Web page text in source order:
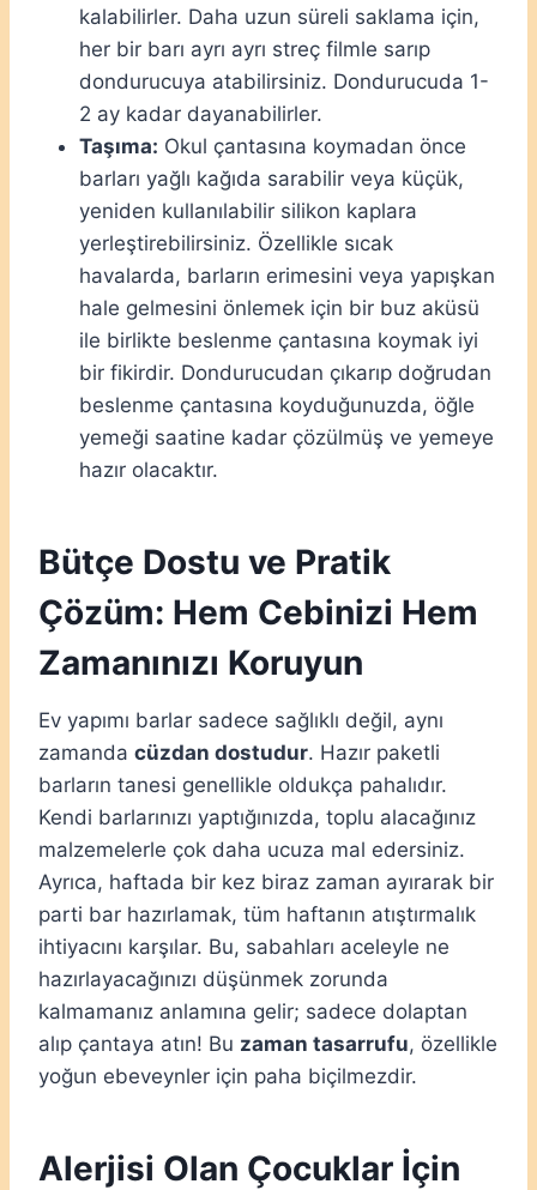
kalabilirler. Daha uzun süreli saklama için,
her bir barı ayrı ayrı streç filmle sarıp
dondurucuya atabilirsiniz. Dondurucuda 1-
2 ay kadar dayanabilirler.
Taşıma: Okul çantasına koymadan önce
barları yağlı kağıda sarabilir veya küçük,
yeniden kullanılabilir silikon kaplara
yerleştirebilirsiniz. Özellikle sıcak
havalarda, barların erimesini veya yapışkan
hale gelmesini önlemek için bir buz aküsü
ile birlikte beslenme çantasına koymak iyi
bir fikirdir. Dondurucudan çıkarıp doğrudan
beslenme çantasına koyduğunuzda, öğle
yemeği saatine kadar çözülmüş ve yemeye
hazır olacaktır.
Bütçe Dostu ve Pratik
Çözüm: Hem Cebinizi Hem
Zamanınızı Koruyun
Ev yapımı barlar sadece sağlıklı değil, aynı
zamanda cüzdan dostudur. Hazır paketli
barların tanesi genellikle oldukça pahalıdır.
Kendi barlarınızı yaptığınızda, toplu alacağınız
malzemelerle çok daha ucuza mal edersiniz.
Ayrıca, haftada bir kez biraz zaman ayırarak bir
parti bar hazırlamak, tüm haftanın atıştırmalık
ihtiyacını karşılar. Bu, sabahları aceleyle ne
hazırlayacağınızı düşünmek zorunda
kalmamanız anlamına gelir; sadece dolaptan
alıp çantaya atın! Bu zaman tasarrufu, özellikle
yoğun ebeveynler için paha biçilmezdir.
Alerjisi Olan Çocuklar İçin